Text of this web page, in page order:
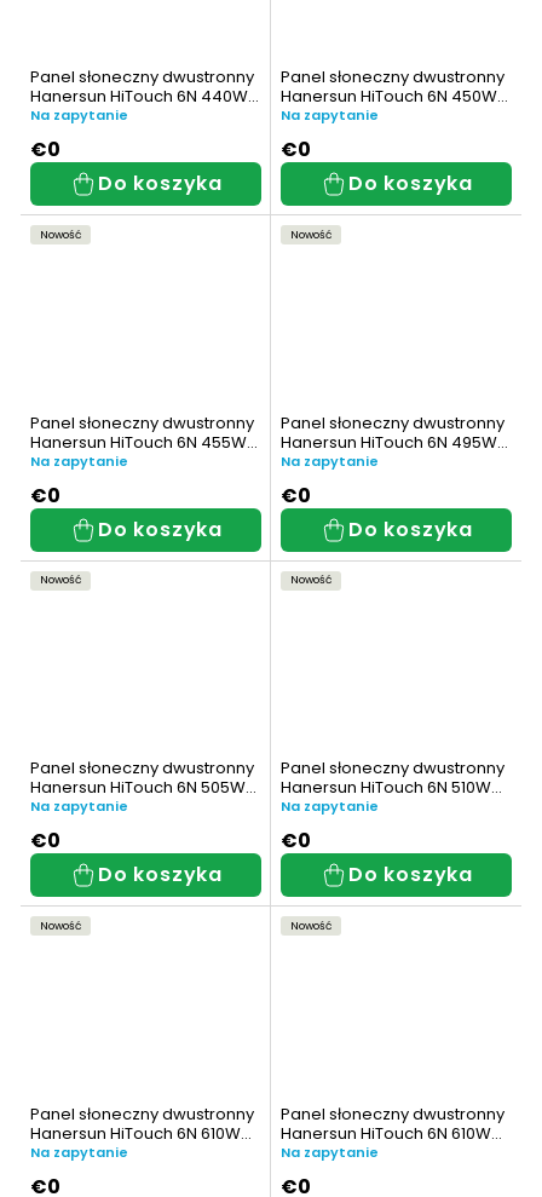
Panel słoneczny dwustronny
Hanersun HiTouch 6N 440W
(HN21RN-48HT440W)
Na zapytanie
€0
Do koszyka
Panel słoneczny dwustronny
Hanersun HiTouch 6N 450W
(HN21RN-48HT450W)
Na zapytanie
€0
Do koszyka
Nowość
Panel słoneczny dwustronny
Hanersun HiTouch 6N 455W
(HN21RN-48HT455W)
Na zapytanie
€0
Do koszyka
Nowość
Panel słoneczny dwustronny
Hanersun HiTouch 6N 495W
(HN21RN-54HT495W)
Na zapytanie
€0
Do koszyka
Nowość
Panel słoneczny dwustronny
Hanersun HiTouch 6N 505W
(HN21RN-54HT505W)
Na zapytanie
€0
Do koszyka
Nowość
Panel słoneczny dwustronny
Hanersun HiTouch 6N 510W
(HN21RN-54HT510W)
Na zapytanie
€0
Do koszyka
Nowość
Panel słoneczny dwustronny
Hanersun HiTouch 6N 610W
(HN19RN-72HT610W)
Na zapytanie
€0
Nowość
Panel słoneczny dwustronny
Hanersun HiTouch 6N 610W
(HN21RN-66HT610W)
Na zapytanie
€0